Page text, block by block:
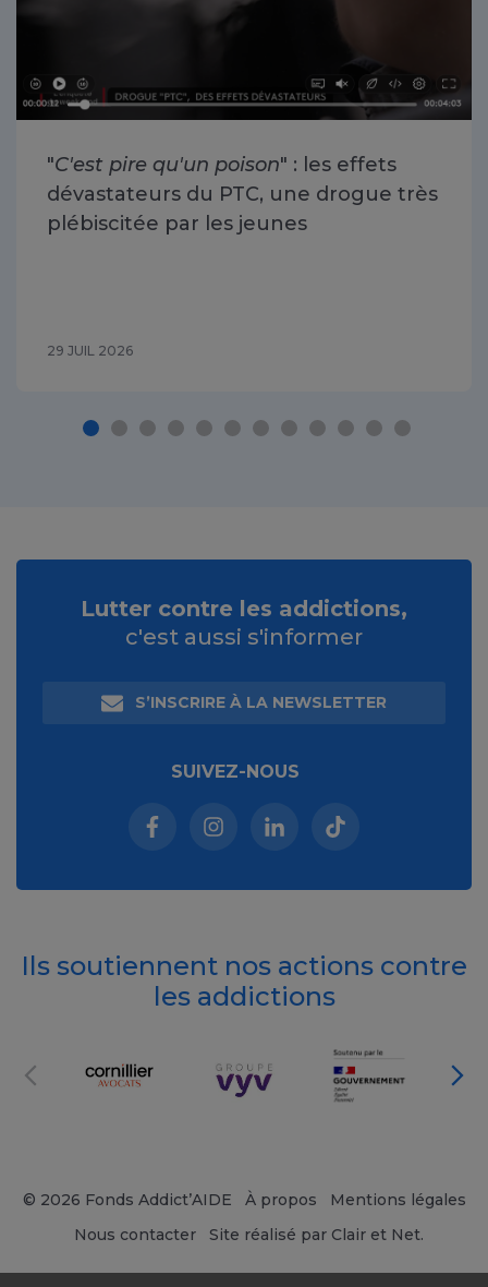
"C'est pire qu'un poison" : les effets
dévastateurs du PTC, une drogue très
plébiscitée par les jeunes
29 JUIL 2026
Lutter contre les addictions,
c'est aussi s'informer
S’INSCRIRE À LA NEWSLETTER
SUIVEZ-NOUS
Facebook (nouvelle fenêtre)
Instagram (nouvelle fenêtre)
Linkedin (nouvelle
Tiktok (nouvelle
Ils soutiennent nos actions contre
les addictions
© 2026 Fonds Addict’AIDE À propos
Mentions légales
Nous contacter
Site réalisé par Clair et Net.